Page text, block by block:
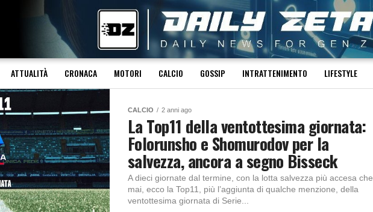
ATTUALITÀ CRONACA MOTORI CALCIO GOSSIP INTRATTENIMENTO LIFESTYLE
CALCIO 2 anni ago
La Top11 della ventottesima giornata:
Folorunsho e Shomurodov per la
salvezza, ancora a segno Bisseck
A dieci giornate dal termine, con la lotta salvezza più accesa che
mai, ecco la Top11, più l’aggiunta di qualche menzione, della
ventottesima giornata di Serie...